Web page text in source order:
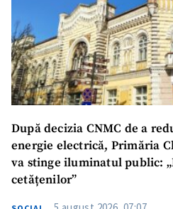
După decizia CNMC de a
energie electrică, Primăria
va stinge iluminatul public:
cetățenilor”